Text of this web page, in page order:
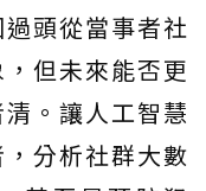
頭從當事者社
但未來能否更
。讓人工智慧
分析社群大數